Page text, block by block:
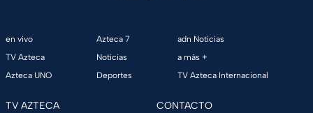
en vivo
TV Azteca
Azteca UNO
Azteca 7
Noticias
Deportes
adn Noticias
a más +
TV Azteca Internacional
TV AZTECA CONTACTO